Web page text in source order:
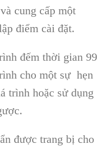
cung cấp một
điểm cài đặt.
đếm thời gian 99
cho một sự hẹn
trình hoặc sử dụng
được trang bị cho